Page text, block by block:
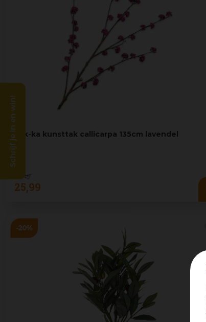
Silk-ka kunsttak callicarpa 135cm lavendel
49
25,99
Schrijf je in en win!